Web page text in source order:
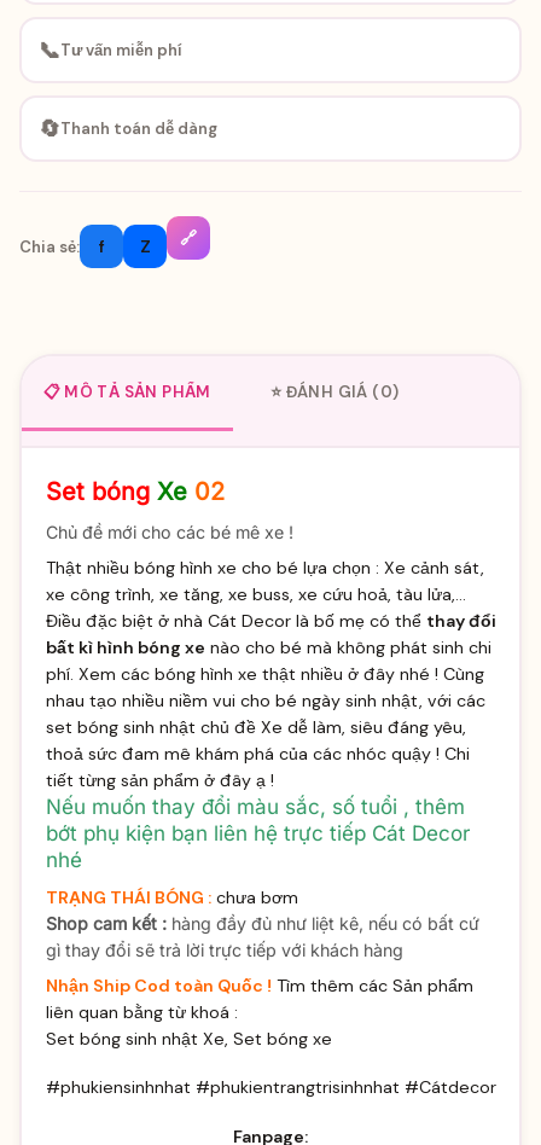
📞Tư vấn miễn phí
🔄Thanh toán dễ dàng
Chia sẻ: f Z 🔗
📋 MÔ TẢ SẢN PHẨM ⭐ ĐÁNH GIÁ (0)
Set bóng Xe 02
Chủ đề mới cho các bé mê xe !
Thật nhiều bóng hình xe cho bé lựa chọn : Xe cảnh sát,
xe công trình, xe tăng, xe buss, xe cứu hoả, tàu lửa,...
Điều đặc biệt ở nhà Cát Decor là bố mẹ có thể thay đổi
bất kì hình bóng xe nào cho bé mà không phát sinh chi
phí. Xem các bóng hình xe thật nhiều ởđâynhé ! Cùng
nhau tạo nhiều niềm vui cho bé ngày sinh nhật, với các
set bóng sinh nhật chủ đề Xe dễ làm, siêu đáng yêu,
thoả sức đam mê khám phá của các nhóc quậy ! Chi
tiết từng sản phẩm ở đâyạ !
Nếu muốn thay đổi màu sắc, số tuổi , thêm
bớt phụ kiện bạn liên hệ trực tiếp Cát Decor
nhé
TRẠNG THÁI BÓNG :chưa bơm
Shop cam kết :hàng đầy đủ như liệt kê, nếu có bất cứ
gì thay đổi sẽ trả lời trực tiếp với khách hàng
Nhận Ship Cod toàn Quốc ! Tìm thêm các Sản phẩm
liên quan bằng từ khoá :
Set bóng sinh nhật Xe, Set bóng xe
#phukiensinhnhat #phukientrangtrisinhnhat #Cátdecor
Fanpage: